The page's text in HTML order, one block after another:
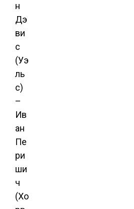
н
Дэ
ви
с
(Уэ
ль
с)
–
Ив
ан
Пе
ри
ши
ч
(Хо